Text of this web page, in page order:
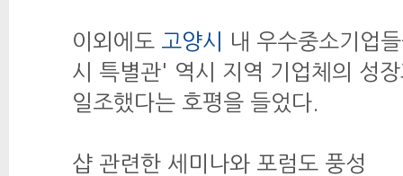
이외에도 고양시
내 우수중소기업
시 특별관' 역시 지역 기업체의 성
일조했다는 호평을 들었다.
샵 관련한 세미나와 포럼도 풍성